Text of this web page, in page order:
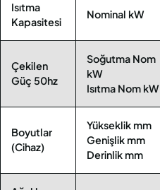
Isıtma
Kapasitesi
Nominal kW
Çekilen
Güç 50hz
Soğutma Nom
kW
Isıtma Nom kW
Boyutlar
(Cihaz)
Yükseklik mm
Genişlik mm
Derinlik mm